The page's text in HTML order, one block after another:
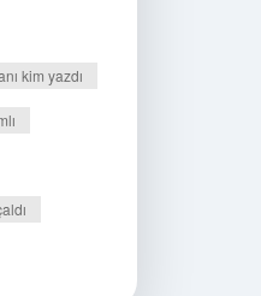
kim yazdı